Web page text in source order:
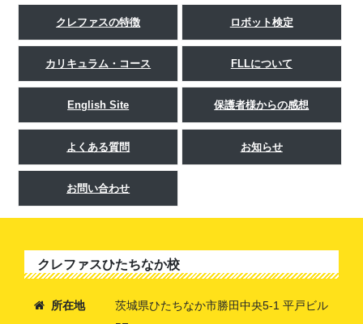
クレファスの特徴 ロボット検定
カリキュラム・コース FLLについて
English Site 保護者様からの感想
よくある質問 お知らせ
お問い合わせ
クレファスひたちなか校
所在地
茨城県ひたちなか市勝田中央5-1 平戸ビル